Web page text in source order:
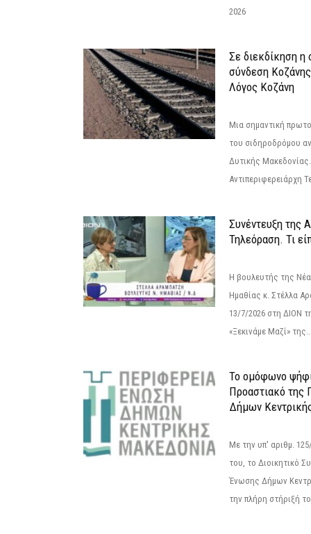
2026
Σε διεκδίκηση η
σύνδεση
Λόγος Κοζάνη
Μια σημαντική
του σιδηροδρόμου
Δυτικής
Αντιπεριφερειάρχη
Συνέντευξη της
Τηλεόραση. Τι
Η βουλευτής της
Ημαθίας κ. Στέλλα
13/7/2026 στη ΔΙΟΝ
«Ξεκινάμε Μαζί»
Το ομόφωνο
Προαστιακό της
Δήμων
Με την υπ' αριθμ.
του, το Διοικητικό
Ένωσης Δήμων
την πλήρη στήριξή